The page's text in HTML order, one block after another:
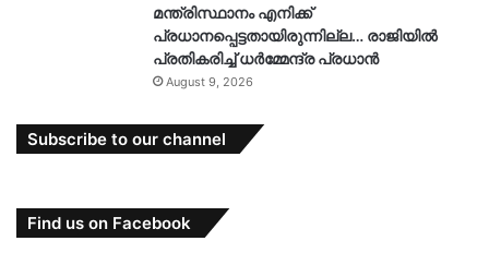
മന്ത്രിസ്ഥാനം എനിക്ക്
പ്രധാനപ്പെട്ടതായിരുന്നില്ല… രാജിയിൽ
പ്രതികരിച്ച് ധർമ്മേന്ദ്ര പ്രധാൻ
August 9, 2026
Subscribe to our channel
Find us on Facebook